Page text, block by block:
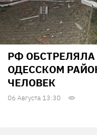
РФ
ОДЕССКОМ
ЧЕЛОВЕК
06 Августа 13:30